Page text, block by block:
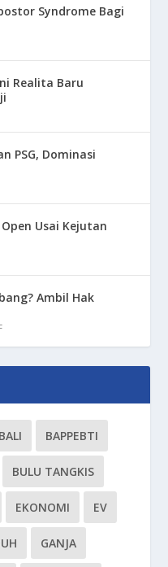
Syndrome Bagi
Realita Baru
PSG, Dominasi
Usai Kejutan
Ambil Hak
BALI BAPPEBTI
BULU TANGKIS
EKONOMI EV
GANJA